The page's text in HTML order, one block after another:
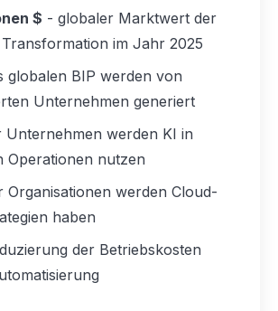
$ - globaler Marktwert der
im Jahr 2025
globalen BIP werden von
Unternehmen generiert
Unternehmen werden KI in
Operationen nutzen
Organisationen werden Cloud-
haben
der Betriebskosten